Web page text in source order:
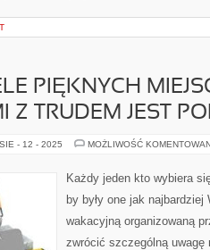
PIĘKNYCH
Z TRUDEM JEST
SIE - 12 - 2025 MOŻLIWOŚĆ
Każdy jeden kto wybiera
by były one jak najbardziej
wakacyjną organizowaną
zwrócić szczególną uwagę